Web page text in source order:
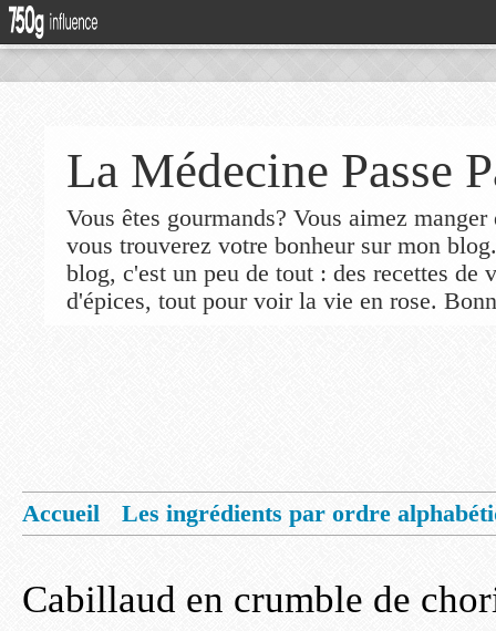
La Médecine Passe
Vous êtes gourmands? Vous aimez
vous trouverez votre bonheur sur mon
blog, c'est un peu de tout : des recettes de
d'épices, tout pour voir la vie en rose.
Accueil
Les ingrédients par ordre
Cabillaud en crumble de